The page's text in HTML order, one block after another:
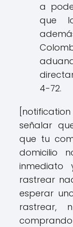
a
que
4-72.
señalar
que tu
domicilio
rastrear
esperar
rastrear,